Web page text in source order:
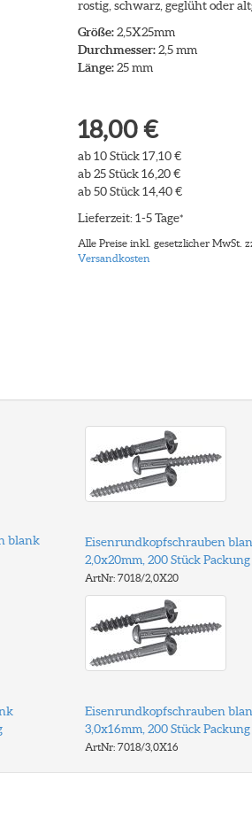
rostig, schwarz, geglüht oder
Größe:2,5X25mm
Durchmesser:2,5 mm
Länge:25 mm
18,00 €
ab 10 Stück 17,10 €
ab 25 Stück 16,20 €
ab 50 Stück 14,40 €
Lieferzeit: 1-5 Tage*
Alle Preise inkl. gesetzlicher MwSt.
Versandkosten
blank
Eisenrundkopfschrauben
2,0x20mm, 200 Stück Packung
ArtNr: 7018/2,0X20
Eisenrundkopfschrauben
3,0x16mm, 200 Stück Packung
ArtNr: 7018/3,0X16